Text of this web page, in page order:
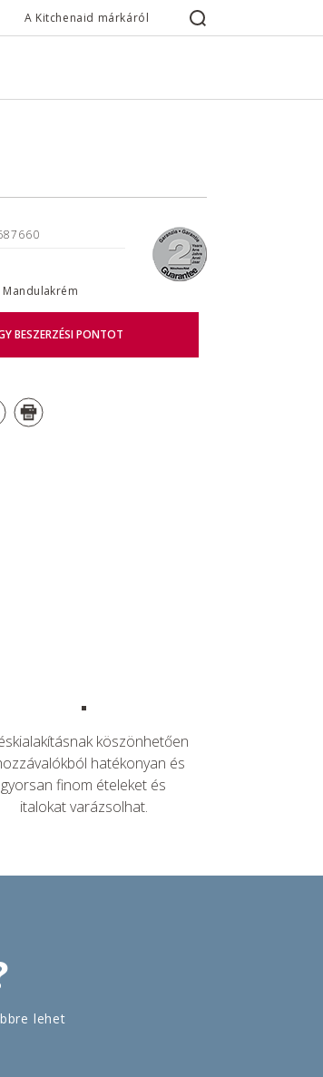
A Kitchenaid márkáról
Mandulakrém
BESZERZÉSI PONTOT
köszönhetően
hatékonyan és
gyorsan finom ételeket és
italokat varázsolhat.
lehet